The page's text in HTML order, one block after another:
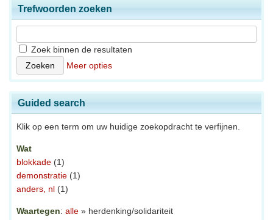
Trefwoorden zoeken
Zoek binnen de resultaten
Meer opties
Guided search
Klik op een term om uw huidige zoekopdracht te verfijnen.
Wat
blokkade (1)
demonstratie (1)
anders, nl (1)
Waartegen: alle » herdenking/solidariteit